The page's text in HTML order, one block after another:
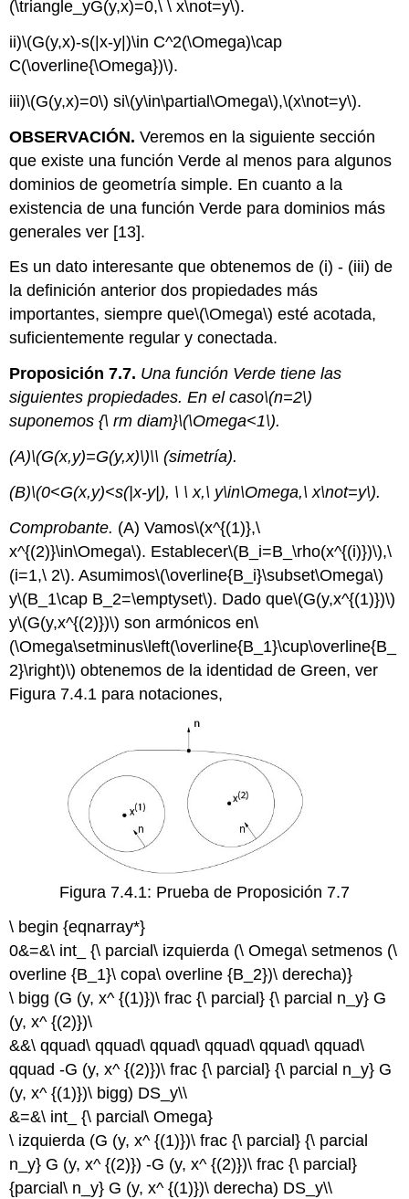
(\triangle_yG(y,x)=0,\ \ x\not=y\).
ii)\(G(y,x)-s(|x-y|)\in C^2(\Omega)\cap
C(\overline{\Omega})\).
iii)\(G(y,x)=0\) si\(y\in\partial\Omega\),\(x\not=y\).
OBSERVACIÓN.Veremos en la siguiente sección
que existe una función Verde al menos para algunos
dominios de geometría simple. En cuanto a la
existencia de una función Verde para dominios más
generales ver [13].
Es un dato interesante que obtenemos de (i) - (iii) de
la definición anterior dos propiedades más
importantes, siempre que\(\Omega\) esté acotada,
suficientemente regular y conectada.
Proposición 7.7. Una función Verde tiene las
siguientes propiedades. En el caso\(n=2\)
suponemos {\ rm diam}\(\Omega<1\).
(A)\(G(x,y)=G(y,x)\)\\ (simetría).
(B)\(0<G(x,y)<s(|x-y|), \ \ x,\ y\in\Omega,\ x\not=y\).
Comprobante. (A) Vamos\(x^{(1)},\
x^{(2)}\in\Omega\). Establecer\(B_i=B_\rho(x^{(i)})\),\
(i=1,\ 2\). Asumimos\(\overline{B_i}\subset\Omega\)
y\(B_1\cap B_2=\emptyset\). Dado que\(G(y,x^{(1)})\)
y\(G(y,x^{(2)})\) son armónicos en\
(\Omega\setminus\left(\overline{B_1}\cup\overline{B_
2}\right)\) obtenemos de la identidad de Green, ver
Figura 7.4.1 para notaciones,
Figura 7.4.1: Prueba de Proposición 7.7
\ begin {eqnarray*}
0&=&\ int_ {\ parcial\ izquierda (\ Omega\ setmenos (\
overline {B_1}\ copa\ overline {B_2})\ derecha)}
\ bigg (G (y, x^ {(1)})\ frac {\ parcial} {\ parcial n_y} G
(y, x^ {(2)})\
&&\ qquad\ qquad\ qquad\ qquad\ qquad\ qquad\
qquad -G (y, x^ {(2)})\ frac {\ parcial} {\ parcial n_y} G
(y, x^ {(1)})\ bigg) DS_y\\
&=&\ int_ {\ parcial\ Omega}
\ izquierda (G (y, x^ {(1)})\ frac {\ parcial} {\ parcial
n_y} G (y, x^ {(2)}) -G (y, x^ {(2)})\ frac {\ parcial}
{parcial\ n_y} G (y, x^ {(1)})\ derecha) DS_y\\